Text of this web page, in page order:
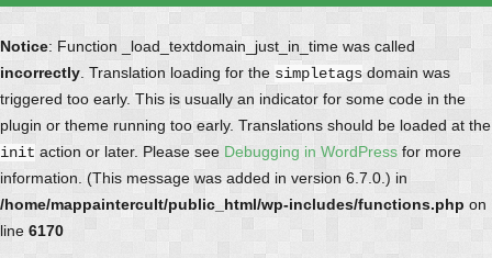
Notice: Function _load_textdomain_just_in_time was called
incorrectly . Translation loading for the simpletags domain was
triggered too early. This is usually an indicator for some code in the
plugin or theme running too early. Translations should be loaded at the
init action or later. Please see Debugging in WordPress for more
information. (This message was added in version 6.7.0.) in
/home/mappaintercult/public_html/wp-includes/functions.php on
line 6170